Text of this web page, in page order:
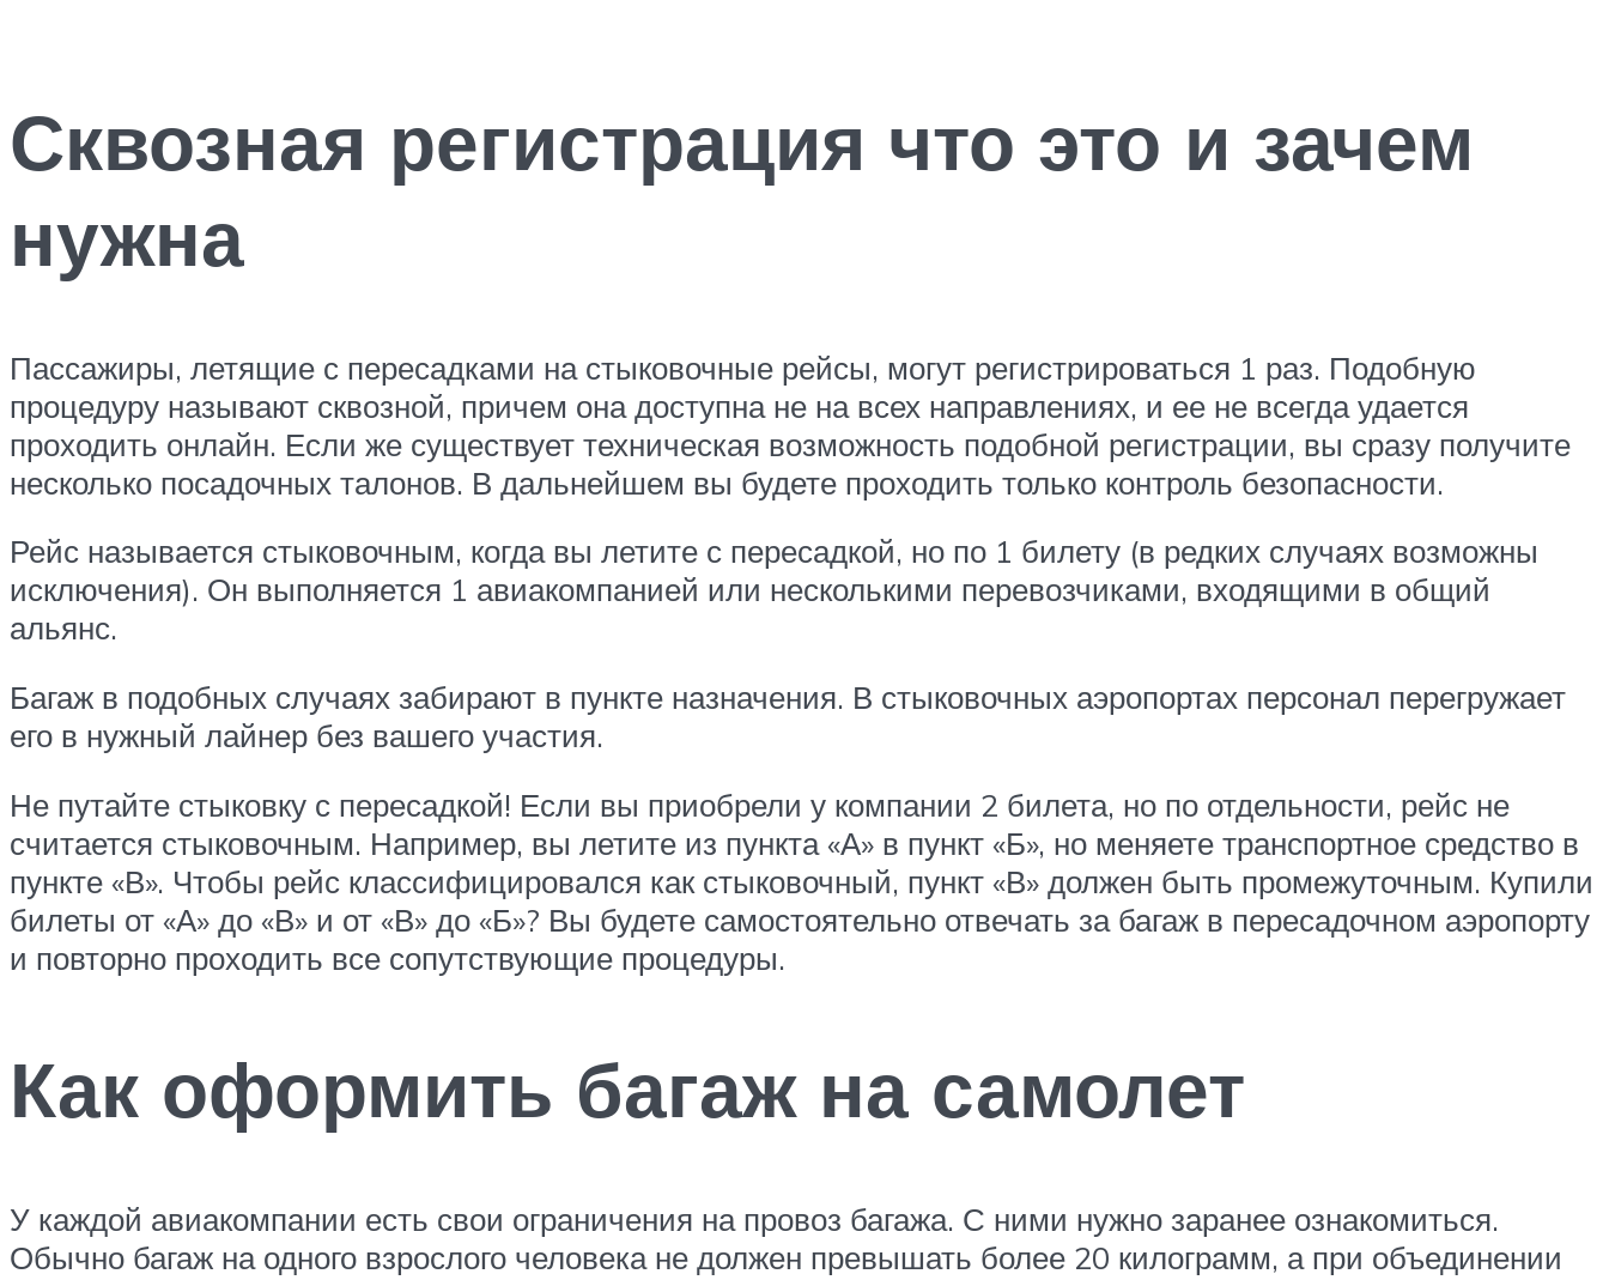
Сквозная регистрация что это и зачем
нужна
Пассажиры, летящие с пересадками на стыковочные рейсы, могут регистрироваться 1 раз. Подобную
процедуру называют сквозной, причем она доступна не на всех направлениях, и ее не всегда удается
проходить онлайн. Если же существует техническая возможность подобной регистрации, вы сразу получите
несколько посадочных талонов. В дальнейшем вы будете проходить только контроль безопасности.
Рейс называется стыковочным, когда вы летите с пересадкой, но по 1 билету (в редких случаях возможны
исключения). Он выполняется 1 авиакомпанией или несколькими перевозчиками, входящими в общий
альянс.
Багаж в подобных случаях забирают в пункте назначения. В стыковочных аэропортах персонал перегружает
его в нужный лайнер без вашего участия.
Не путайте стыковку с пересадкой! Если вы приобрели у компании 2 билета, но по отдельности, рейс не
считается стыковочным. Например, вы летите из пункта «А» в пункт «Б», но меняете транспортное средство в
пункте «В». Чтобы рейс классифицировался как стыковочный, пункт «В» должен быть промежуточным. Купили
билеты от «А» до «В» и от «В» до «Б»? Вы будете самостоятельно отвечать за багаж в пересадочном аэропорту
и повторно проходить все сопутствующие процедуры.
Как оформить багаж на самолет
У каждой авиакомпании есть свои ограничения на провоз багажа. С ними нужно заранее ознакомиться.
Обычно багаж на одного взрослого человека не должен превышать более 20 килограмм, а при объединении